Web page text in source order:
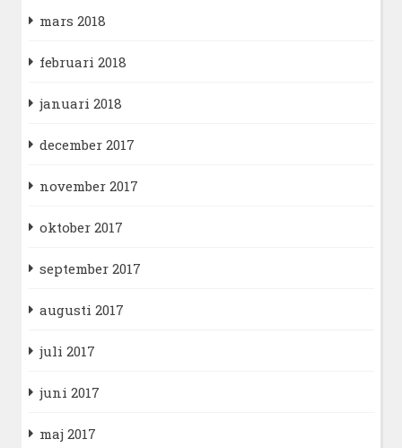
mars 2018
februari 2018
januari 2018
december 2017
november 2017
oktober 2017
september 2017
augusti 2017
juli 2017
juni 2017
maj 2017